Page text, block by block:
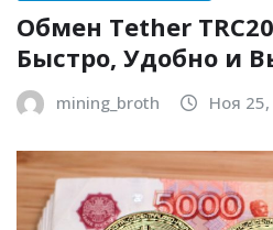
Обмен Tether
Быстро, Удобно и
mining_broth Ноя